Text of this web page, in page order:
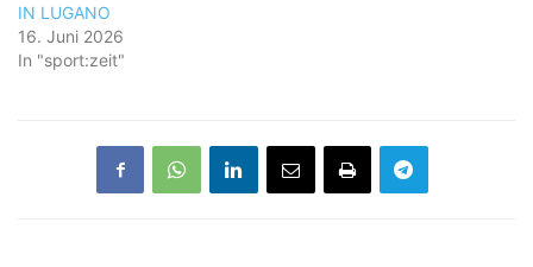
IN LUGANO
16. Juni 2026
In "sport:zeit"